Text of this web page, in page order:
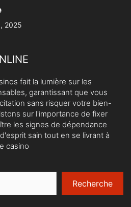
2025
fait la lumière sur les
garantissant que vous
sans risquer votre bien-
sur l'importance de fixer
les signes de dépendance
sain tout en se livrant à
casino
Recherche